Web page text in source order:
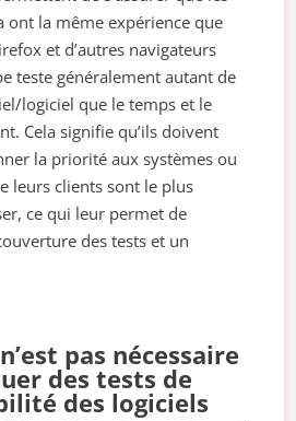
ont la même expérience que
et d’autres navigateurs
teste généralement autant de
logiciel que le temps et le
Cela signifie qu’ils doivent
la priorité aux systèmes ou
leurs clients sont le plus
ce qui leur permet de
des tests et un
pas nécessaire
des tests de
des logiciels